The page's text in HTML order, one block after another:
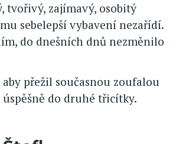
tvořivý, zajímavý, osobitý
sebelepší vybavení nezařídí.
do dnešních dnů nezměnilo
přežil současnou zoufalou
do druhé třicítky.